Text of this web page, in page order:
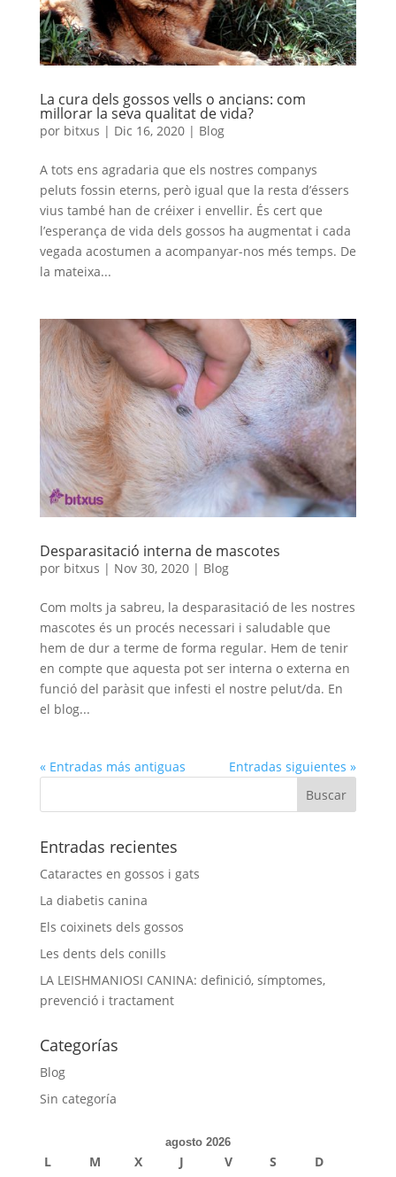
La cura dels gossos vells o ancians: com
millorar la seva qualitat de vida?
por bitxus | Dic 16, 2020| Blog
A tots ens agradaria que els nostres companys
peluts fossin eterns, però igual que la resta d’éssers
vius també han de créixer i envellir. És cert que
l’esperança de vida dels gossos ha augmentat i cada
vegada acostumen a acompanyar-nos més temps. De
la mateixa...
Desparasitació interna de mascotes
por bitxus | Nov 30, 2020| Blog
Com molts ja sabreu, la desparasitació de les nostres
mascotes és un procés necessari i saludable que
hem de dur a terme de forma regular. Hem de tenir
en compte que aquesta pot ser interna o externa en
funció del paràsit que infesti el nostre pelut/da. En
el blog...
« Entradas más antiguas Entradas siguientes »
Entradas recientes
Cataractes en gossos i gats
La diabetis canina
Els coixinets dels gossos
Les dents dels conills
LA LEISHMANIOSI CANINA: definició, símptomes,
prevenció i tractament
Categorías
Blog
Sin categoría
agosto 2026
L M X J V S
D